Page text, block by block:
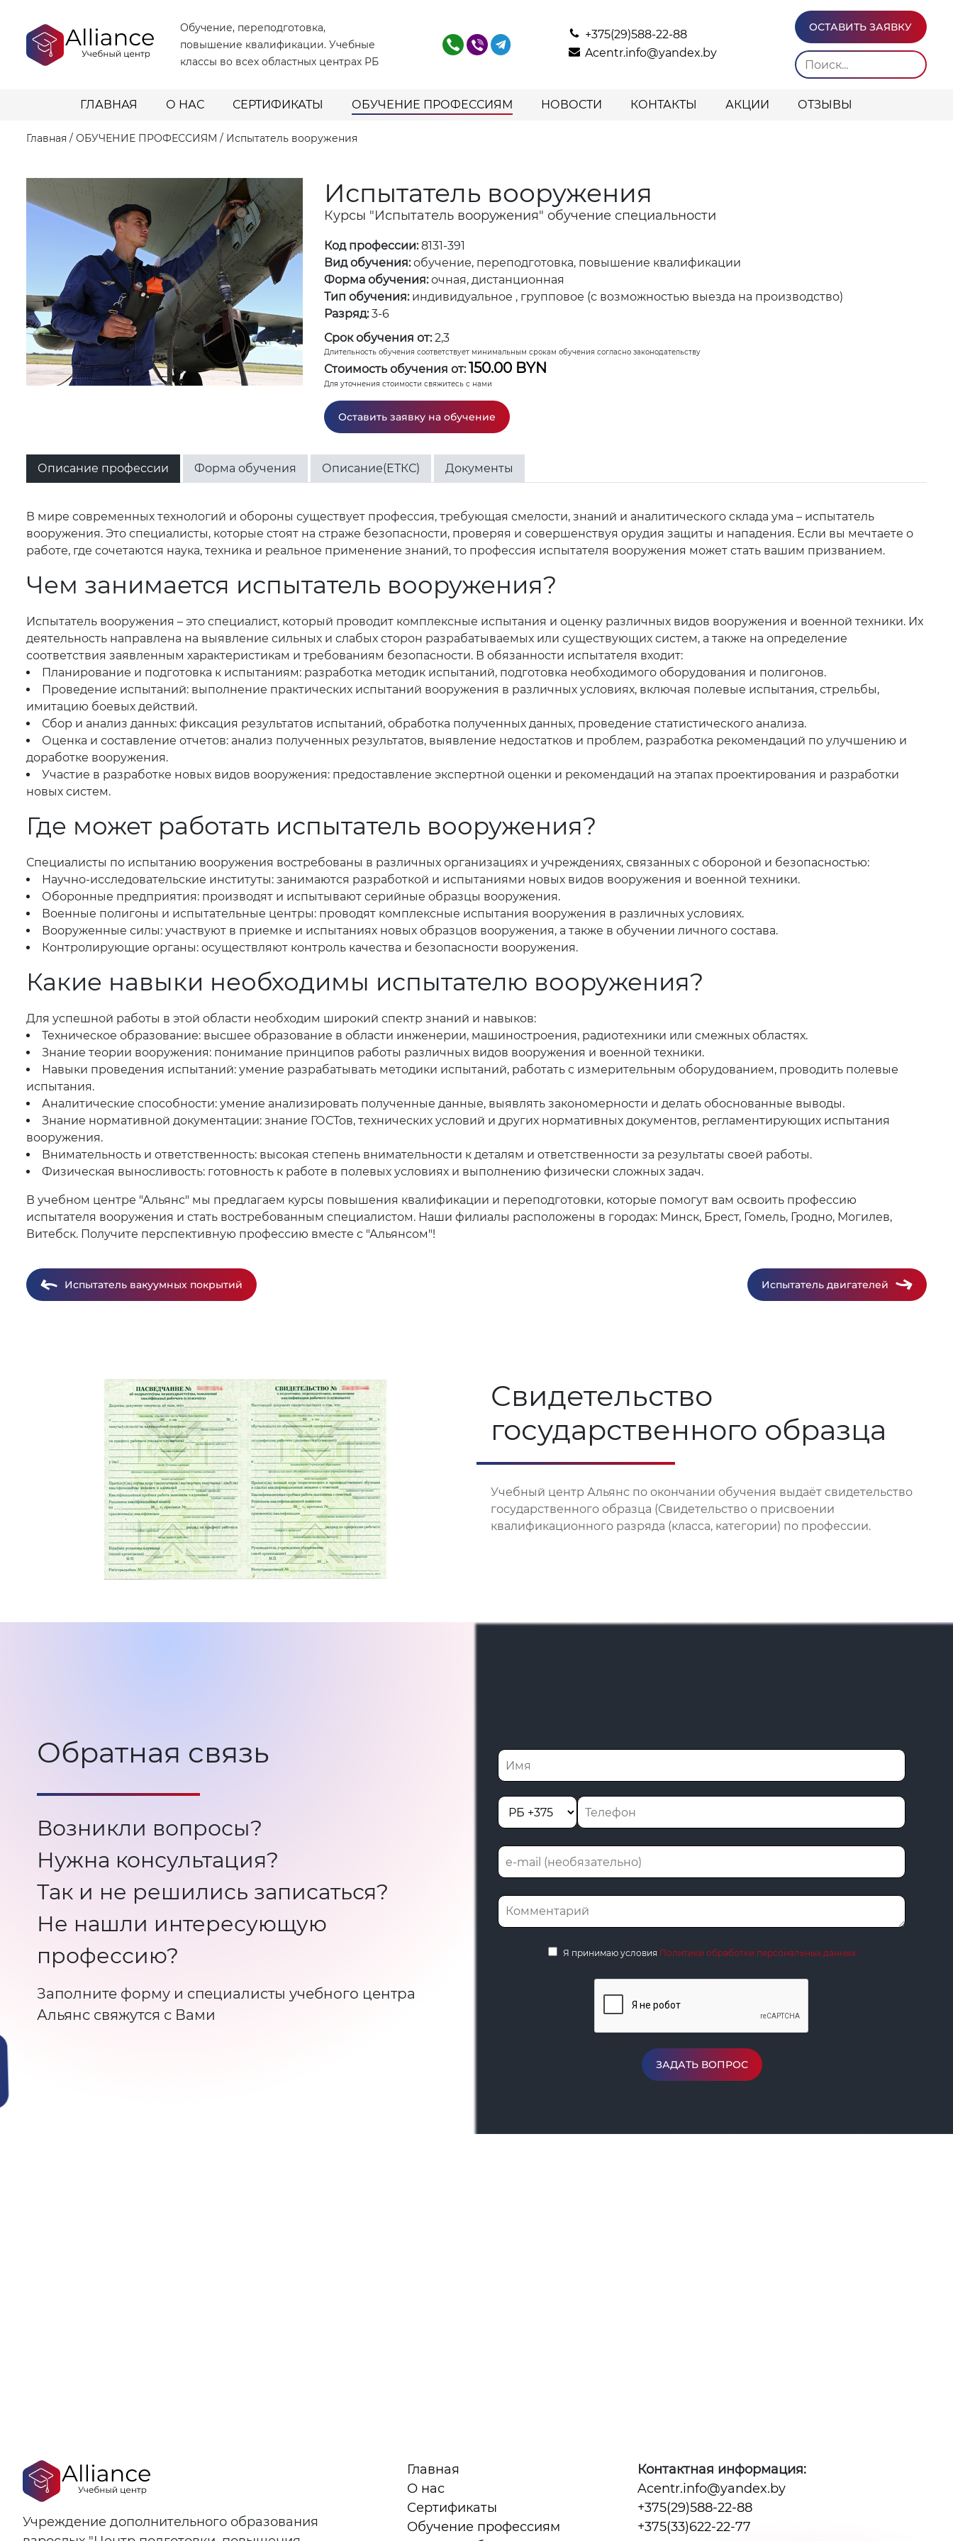
Обучение, переподготовка,
повышение квалификации. Учебные
классы во всех областных центрах РБ
+375(29)588-22-88
Acentr.info@yandex.by
ОСТАВИТЬ ЗАЯВКУ
ГЛАВНАЯ О НАС СЕРТИФИКАТЫ ОБУЧЕНИЕ ПРОФЕССИЯМ НОВОСТИ КОНТАКТЫ АКЦИИ ОТЗЫВЫ
Главная / ОБУЧЕНИЕ ПРОФЕССИЯМ / Испытатель вооружения
Испытатель вооружения
Курсы "Испытатель вооружения" обучение специальности
Код профессии:8131-391
Вид обучения: обучение, переподготовка, повышение квалификации
Форма обучения: очная, дистанционная
Тип обучения: индивидуальное , групповое (с возможностью выезда на производство)
Разряд: 3-6
Срок обучения от: 2,3
Длительность обучения соответствует минимальным срокам обучения согласно законодательству
Стоимость обучения от: 150.00 BYN
Для уточнения стоимости свяжитесь с нами
Оставить заявку на обучение
Описание профессии Форма обучения Описание(ЕТКС) Документы
В мире современных технологий и обороны существует профессия, требующая смелости, знаний и аналитического склада ума – испытатель
вооружения. Это специалисты, которые стоят на страже безопасности, проверяя и совершенствуя орудия защиты и нападения. Если вы мечтаете о
работе, где сочетаются наука, техника и реальное применение знаний, то профессия испытателя вооружения может стать вашим призванием.
Чем занимается испытатель вооружения?
Испытатель вооружения – это специалист, который проводит комплексные испытания и оценку различных видов вооружения и военной техники. Их
деятельность направлена на выявление сильных и слабых сторон разрабатываемых или существующих систем, а также на определение
соответствия заявленным характеристикам и требованиям безопасности. В обязанности испытателя входит:
Планирование и подготовка к испытаниям: разработка методик испытаний, подготовка необходимого оборудования и полигонов.
Проведение испытаний: выполнение практических испытаний вооружения в различных условиях, включая полевые испытания, стрельбы,
имитацию боевых действий.
Сбор и анализ данных: фиксация результатов испытаний, обработка полученных данных, проведение статистического анализа.
Оценка и составление отчетов: анализ полученных результатов, выявление недостатков и проблем, разработка рекомендаций по улучшению и
доработке вооружения.
Участие в разработке новых видов вооружения: предоставление экспертной оценки и рекомендаций на этапах проектирования и разработки
новых систем.
Где может работать испытатель вооружения?
Специалисты по испытанию вооружения востребованы в различных организациях и учреждениях, связанных с обороной и безопасностью:
Научно-исследовательские институты: занимаются разработкой и испытаниями новых видов вооружения и военной техники.
Оборонные предприятия: производят и испытывают серийные образцы вооружения.
Военные полигоны и испытательные центры: проводят комплексные испытания вооружения в различных условиях.
Вооруженные силы: участвуют в приемке и испытаниях новых образцов вооружения, а также в обучении личного состава.
Контролирующие органы: осуществляют контроль качества и безопасности вооружения.
Какие навыки необходимы испытателю вооружения?
Для успешной работы в этой области необходим широкий спектр знаний и навыков:
Техническое образование: высшее образование в области инженерии, машиностроения, радиотехники или смежных областях.
Знание теории вооружения: понимание принципов работы различных видов вооружения и военной техники.
Навыки проведения испытаний: умение разрабатывать методики испытаний, работать с измерительным оборудованием, проводить полевые
испытания.
Аналитические способности: умение анализировать полученные данные, выявлять закономерности и делать обоснованные выводы.
Знание нормативной документации: знание ГОСТов, технических условий и других нормативных документов, регламентирующих испытания
вооружения.
Внимательность и ответственность: высокая степень внимательности к деталям и ответственности за результаты своей работы.
Физическая выносливость: готовность к работе в полевых условиях и выполнению физически сложных задач.
В учебном центре "Альянс" мы предлагаем курсы повышения квалификации и переподготовки, которые помогут вам освоить профессию
испытателя вооружения и стать востребованным специалистом. Наши филиалы расположены в городах: Минск, Брест, Гомель, Гродно, Могилев,
Витебск. Получите перспективную профессию вместе с "Альянсом"!
Испытатель вакуумных покрытий Испытатель двигателей
Свидетельство
государственного образца
Учебный центр Альянс по окончании обучения выдаёт свидетельство
государственного образца (Свидетельство о присвоении
квалификационного разряда (класса, категории) по профессии.
Обратная связь
Возникли вопросы?
Нужна консультация?
Так и не решились записаться?
Не нашли интересующую
профессию?
Заполните форму и специалисты учебного центра
Альянс свяжутся с Вами
Я принимаю условия Политики обработки персональных данных
ЗАДАТЬ ВОПРОС
Учреждение дополнительного образования
Главная
О нас
Сертификаты
Обучение профессиям
Контактная информация:
Acentr.info@yandex.by
+375(29)588-22-88
+375(33)622-22-77